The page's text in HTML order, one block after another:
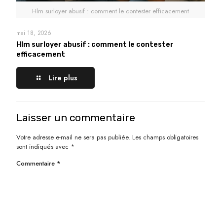
Hlm surloyer abusif : comment le contester efficacement
mai 18, 2026
Hlm surloyer abusif : comment le contester
efficacement
Lire plus
Laisser un commentaire
Votre adresse e-mail ne sera pas publiée. Les champs obligatoires
sont indiqués avec *
Commentaire *